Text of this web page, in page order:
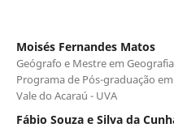
Moisés Fernandes Matos
Geógrafo e Mestre em
Programa de Pós-graduação
Vale do Acaraú - UVA
Fábio Souza e Silva da